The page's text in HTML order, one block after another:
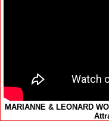
MARIANNE & LEONARD